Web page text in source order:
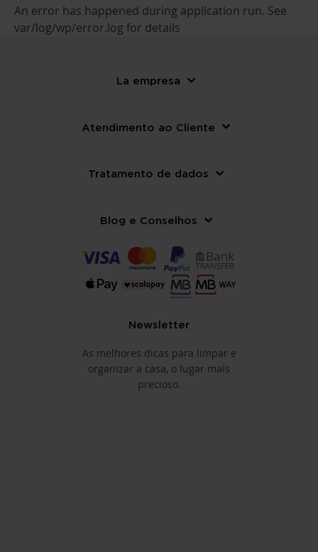
An error has happened during application run. See
var/log/wp/error.log for details
La empresa
Atendimento ao Cliente
Tratamento de dados
Blog e Conselhos
Newsletter
As melhores dicas para limpar e
organizar a casa, o lugar mais
precioso.